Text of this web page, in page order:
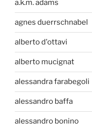
a.k.m. adams
agnes duerrschnabel
alberto d'ottavi
alberto mucignat
alessandra farabegoli
alessandro baffa
alessandro bonino